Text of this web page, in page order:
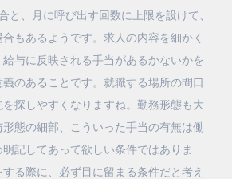
と、月に呼び出す回数に上限を設けて、
もあるようです。求人の内容を細かく
与に反映される手当があるかないかを
のあることです。就職する場所の間口
探しやすくなりますね。勤務形態も大
態の細部、こういった手当の有無は働
記してあって欲しい条件ではありま
る際に、必ず目に留まる条件だと考え